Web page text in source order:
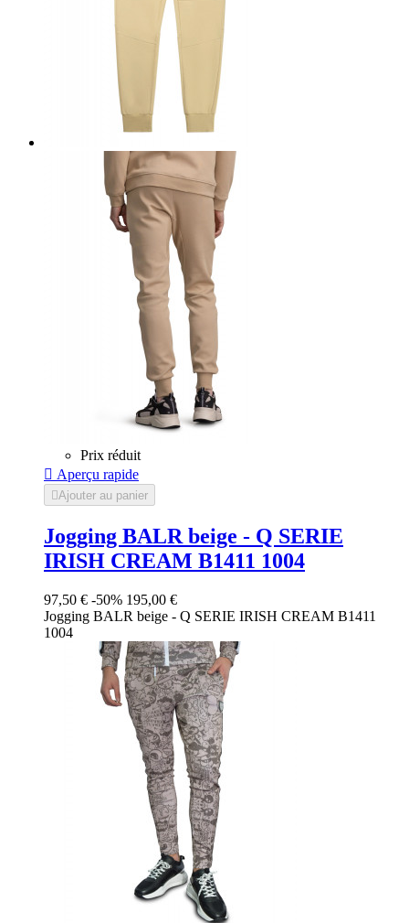
Prix réduit
 Aperçu rapide
Ajouter au panier
Jogging BALR beige - Q SERIE
IRISH CREAM B1411 1004
97,50 € -50% 195,00 €
Jogging BALR beige - Q SERIE IRISH CREAM B1411
1004